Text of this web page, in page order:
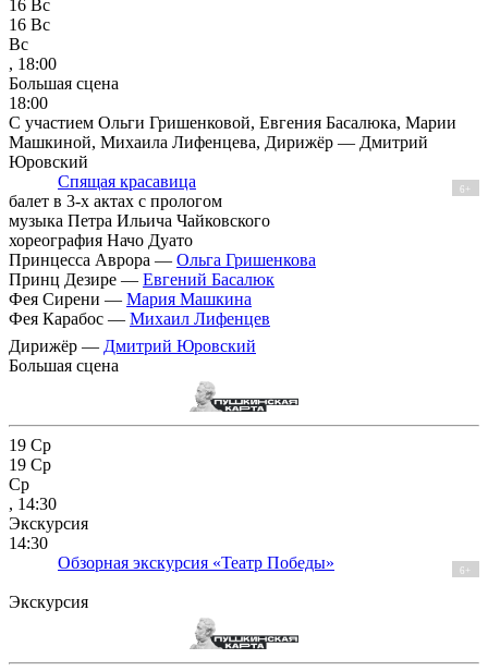
16 Вс
16 Вс
Вс
, 18:00
Большая сцена
18:00
С участием Ольги Гришенковой, Евгения Басалюка, Марии
Машкиной, Михаила Лифенцева, Дирижёр — Дмитрий
Юровский
Спящая красавица
6+
балет в 3-х актах с прологом
музыка Петра Ильича Чайковского
хореография Начо Дуато
Принцесса Аврора — Ольга Гришенкова
Принц Дезире — Евгений Басалюк
Фея Сирени — Мария Машкина
Фея Карабос — Михаил Лифенцев
Дирижёр — Дмитрий Юровский
Большая сцена
19 Ср
19 Ср
Ср
, 14:30
Экскурсия
14:30
Обзорная экскурсия «Театр Победы»
6+
Экскурсия